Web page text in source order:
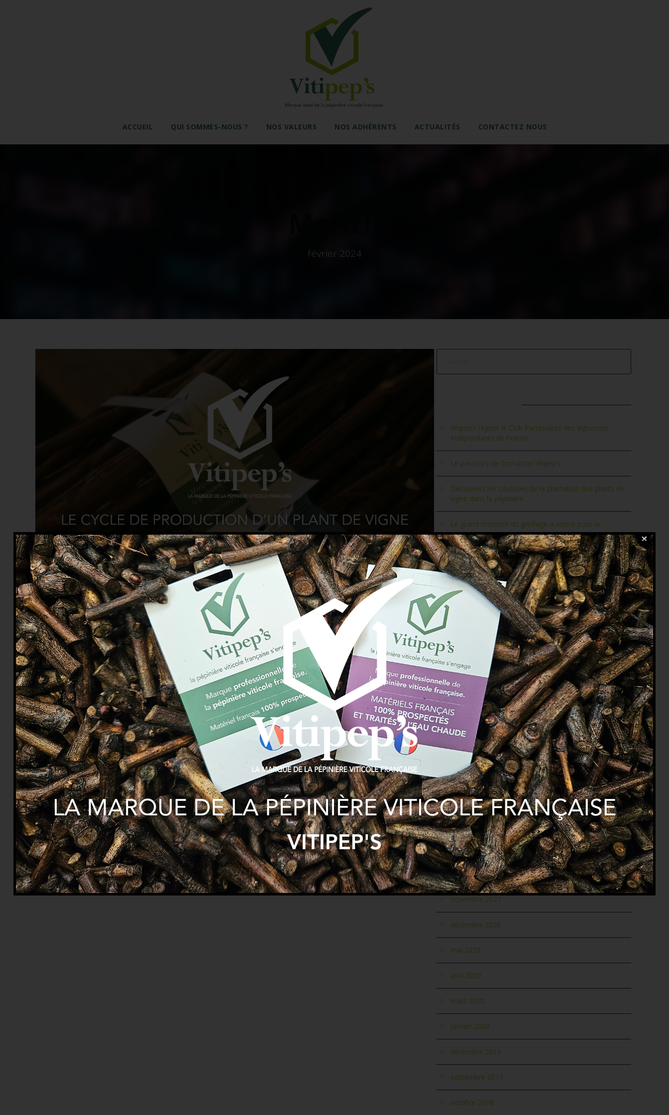
ACCUEIL QUI SOMMES-NOUS ? NOS VALEURS NOS ADHÉRENTS ACTUALITÉS CONTACTEZ NOUS
février 2024
15
FÉV
LA RECOLTE ET LA PREPARATION DES
BOIS DE PORTE-GREFFES & GREFFONS
!
15 février 2024 lmcpvf lmcpvf Actualité
Apres l’arrachage et le triage de la pépinière : La récolte et la préparation des bois de porte-greffes et
greffons !
EN SAVOIR PLUS
Vitipep’s rejoint le Club Partenaires des Vignerons
Indépendants de France
Le parcours de formation Vitipep’s
Découvrez les coulisses de la plantation des plants de
vigne dans la pépinière.
Le grand moment du greffage a sonné pour la
pépinière viticole !
LA RECOLTE ET LA PREPARATION DES BOIS DE
PORTE-GREFFES & GREFFONS !
COMMENTAIRES RÉCENTS
ARCHIVES
juin 2026
août 2024
juin 2024
mai 2024
février 2024
janvier 2024
mai 2023
janvier 2023
décembre 2022
novembre 2021
décembre 2020
mai 2020
avril 2020
mars 2020
janvier 2020
décembre 2019
septembre 2019
octobre 2018